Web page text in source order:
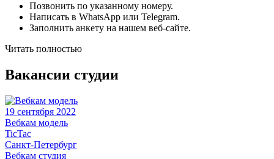
Позвонить по указанному номеру.
Написать в WhatsApp или Telegram.
Заполнить анкету на нашем веб-сайте.
Читать полностью
Вакансии студии
19 сентября 2022
Вебкам модель
TicTac
Санкт-Петербург
Вебкам студия